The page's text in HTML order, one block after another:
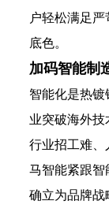
户轻松满足
底色。
加码智能制
智能化是热
业突破海外
行业招工难、
马智能紧跟智
确立为品牌战